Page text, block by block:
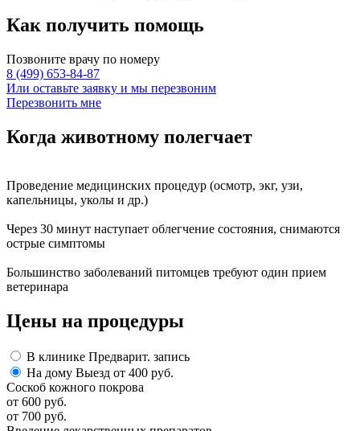
Как получить помощь
Позвоните врачу по номеру
8 (499) 653-84-87
Или оставьте заявку и мы перезвоним
Перезвонить мне
Когда животному полегчает
Проведение медицинских процедур (осмотр, экг, узи,
капельницы, уколы и др.)
Через 30 минут наступает облегчение состояния, снимаются
острые симптомы
Большинство заболеваний питомцев требуют один прием
ветеринара
Цены на процедуры
В клинике Предварит. запись
На дому Выезд от 400 руб.
Соскоб кожного покрова
от 600 руб.
от 700 руб.